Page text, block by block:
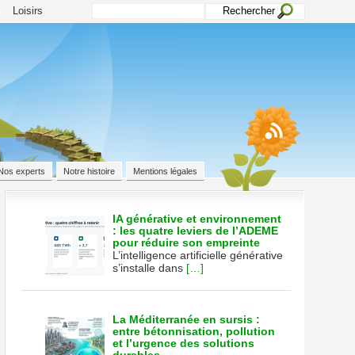
Loisirs
experts Notre histoire Mentions légales
IA générative et environnement
: les quatre leviers de l’ADEME
pour réduire son empreinte
L’intelligence artificielle générative
s’installe dans […]
La Méditerranée en sursis :
entre bétonnisation, pollution
et l’urgence des solutions